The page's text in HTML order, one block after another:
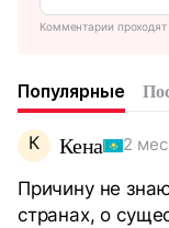
Комментарии
Популярные
К Кена 2
Причину не
странах, о